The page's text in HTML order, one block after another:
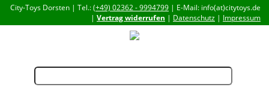
City-Toys Dorsten | Tel.:(+49) 02362 - 9994799 | E-Mail: info(at)citytoys.de
| Vertrag widerrufen | Datenschutz | Impressum